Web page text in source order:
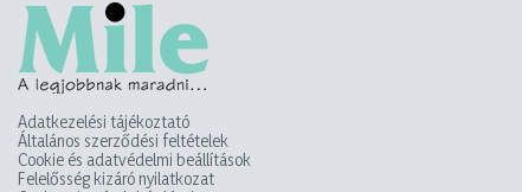
Adatkezelési tájékoztató
Általános szerződési feltételek
Cookie és adatvédelmi beállítások
Felelősség kizáró nyilatkozat